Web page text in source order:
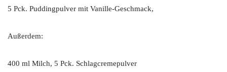
5 Pck. Puddingpulver mit Vanille-Geschmack,
Außerdem:
400 ml Milch, 5 Pck. Schlagcremepulver